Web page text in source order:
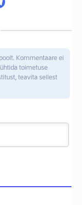
Kommentaare ei
toimetuse
teavita sellest